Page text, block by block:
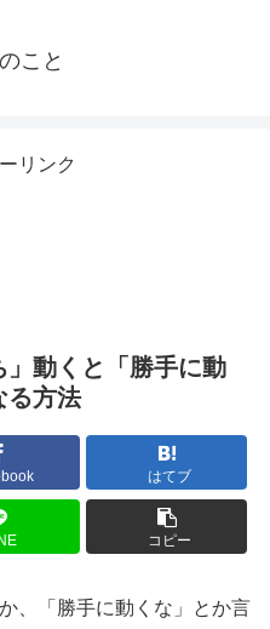
こと
リンク
動くと「勝手に動
る方法
はてブ
コピー
、「勝手に動くな」とか言